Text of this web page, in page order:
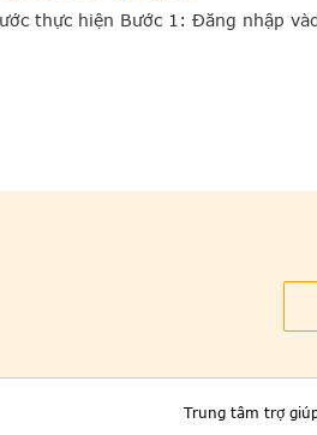
thực hiện Bước 1: Đăng nhập
Trung tâm trợ